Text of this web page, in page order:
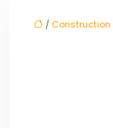
/ Construction